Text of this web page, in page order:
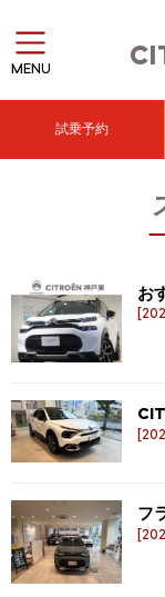
MENU
試乗予約
お
フ